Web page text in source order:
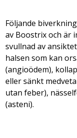
Följande
av Boostrix och är
svullnad av
halsen som kan
(angioödem),
eller sänkt
utan feber),
(asteni).